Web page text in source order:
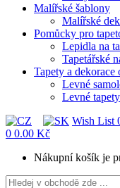
Malířské šablony
Malířské
Pomůcky pro
Lepidla na
Tapetářské
Tapety a dekorace
Levné
Levné
Wish List
0 0.00 Kč
Nákupní košík je